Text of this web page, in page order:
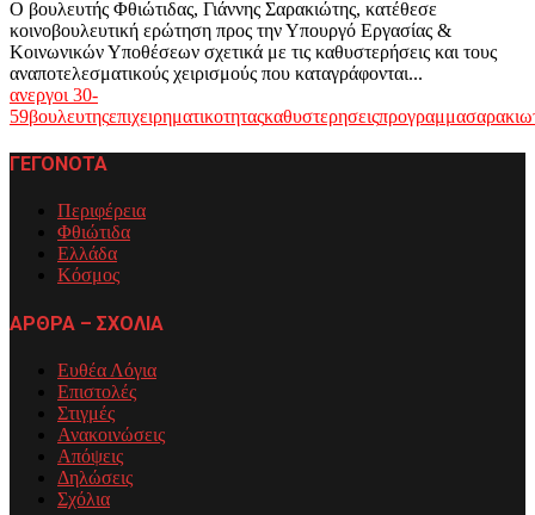
Ο βουλευτής Φθιώτιδας, Γιάννης Σαρακιώτης, κατέθεσε
κοινοβουλευτική ερώτηση προς την Υπουργό Εργασίας &
Κοινωνικών Υποθέσεων σχετικά με τις καθυστερήσεις και τους
αναποτελεσματικούς χειρισμούς που καταγράφονται...
ανεργοι 30-
59βουλευτηςεπιχειρηματικοτηταςκαθυστερησειςπρογραμμα
ΓΕΓΟΝΟΤΑ
Περιφέρεια
Φθιώτιδα
Ελλάδα
Κόσμος
ΑΡΘΡΑ – ΣΧΟΛΙΑ
Ευθέα Λόγια
Επιστολές
Στιγμές
Ανακοινώσεις
Απόψεις
Δηλώσεις
Σχόλια